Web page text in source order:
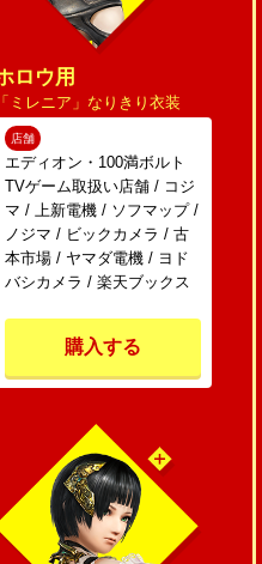
ロウ用
「ミレニア」なりきり衣装
店舗
エディオン・100満ボルト
TVゲーム取扱い店舗 / コジ
マ / 上新電機 / ソフマップ /
ノジマ / ビックカメラ / 古
本市場 / ヤマダ電機 / ヨド
バシカメラ / 楽天ブックス
購入する